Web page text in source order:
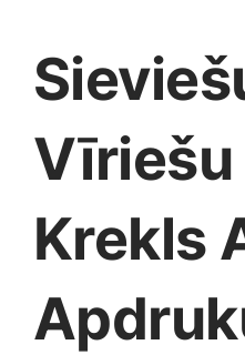
Pārtikas preces
Preces birojam
Preces pieaugušajiem
Rotaļlietas, bērnu preces
Vīriešu
Krekls